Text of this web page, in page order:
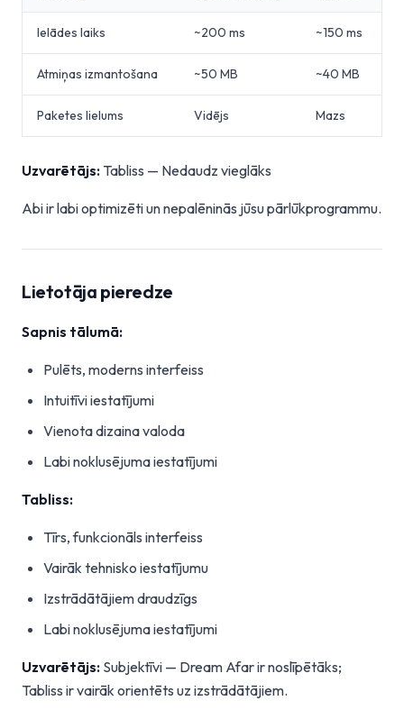
Ielādes laiks ~200 ms ~150 ms
Atmiņas izmantošana ~50 MB ~40 MB
Paketes lielums Vidējs Mazs
Uzvarētājs: Tabliss — Nedaudz vieglāks
Abi ir labi optimizēti un nepalēninās jūsu pārlūkprogrammu.
Lietotāja pieredze
Sapnis tālumā:
Pulēts, moderns interfeiss
Intuitīvi iestatījumi
Vienota dizaina valoda
Labi noklusējuma iestatījumi
Tabliss:
Tīrs, funkcionāls interfeiss
Vairāk tehnisko iestatījumu
Izstrādātājiem draudzīgs
Labi noklusējuma iestatījumi
Uzvarētājs: Subjektīvi — Dream Afar ir noslīpētāks;
Tabliss ir vairāk orientēts uz izstrādātājiem.